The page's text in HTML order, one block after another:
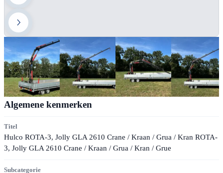
Algemene kenmerken
Titel
Hulco ROTA-3, Jolly GLA 2610 Crane / Kraan / Grua / Kran ROTA-
3, Jolly GLA 2610 Crane / Kraan / Grua / Kran / Grue
Subcategorie